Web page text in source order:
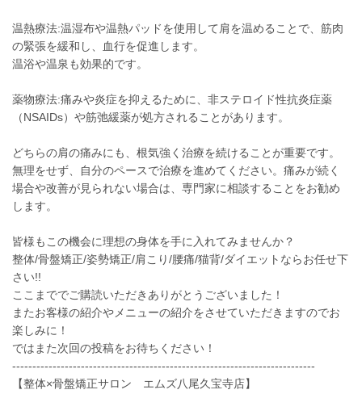
温熱療法:温湿布や温熱パッドを使用して肩を温めることで、筋肉
の緊張を緩和し、血行を促進します。
温浴や温泉も効果的です。
薬物療法:痛みや炎症を抑えるために、非ステロイド性抗炎症薬
（NSAIDs）や筋弛緩薬が処方されることがあります。
どちらの肩の痛みにも、根気強く治療を続けることが重要です。
無理をせず、自分のペースで治療を進めてください。痛みが続く
場合や改善が見られない場合は、専門家に相談することをお勧め
します。
皆様もこの機会に理想の身体を手に入れてみませんか？
整体/骨盤矯正/姿勢矯正/肩こり/腰痛/猫背/ダイエットならお任せ下
さい!!
ここまででご購読いただきありがとうございました！
またお客様の紹介やメニューの紹介をさせていただきますのでお
楽しみに！
ではまた次回の投稿をお待ちください！
---------------------------------------------------------------------------
【整体×骨盤矯正サロン エムズ八尾久宝寺店】